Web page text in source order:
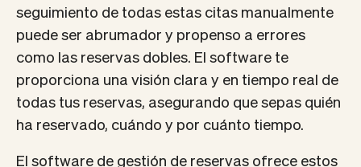
seguimiento de todas estas citas manualmente
puede ser abrumador y propenso a errores
como las reservas dobles. El software te
proporciona una visión clara y en tiempo real de
todas tus reservas, asegurando que sepas quién
ha reservado, cuándo y por cuánto tiempo.
El software de gestión de reservas ofrece estos